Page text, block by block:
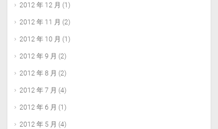
2012 年 12 月 (1)
2012 年 11 月 (2)
2012 年 10 月 (1)
2012 年 9 月 (2)
2012 年 8 月 (2)
2012 年 7 月 (4)
2012 年 6 月 (1)
2012 年 5 月 (4)